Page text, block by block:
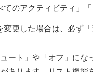
てのアクティビティ」
変更した場合は、必ず
ート」や「オフ」にな